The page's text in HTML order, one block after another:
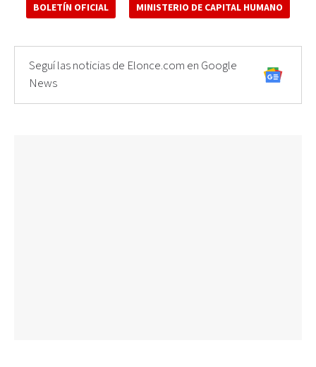
BOLETÍN OFICIAL MINISTERIO DE CAPITAL HUMANO
Seguí las noticias de Elonce.com en Google
News